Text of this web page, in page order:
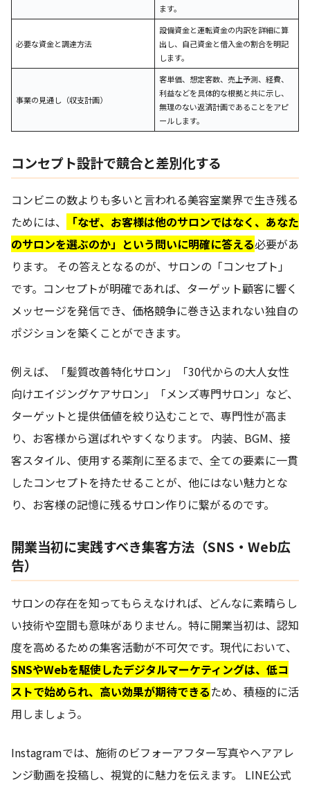
ます。
必要な資金と調達方法
設備資金と運転資金の内訳を詳細に算
出し、自己資金と借入金の割合を明記
します。
事業の見通し（収支計画）
客単価、想定客数、売上予測、経費、
利益などを具体的な根拠と共に示し、
無理のない返済計画であることをアピ
ールします。
コンセプト設計で競合と差別化する
コンビニの数よりも多いと言われる美容室業界で生き残る
ためには、
「なぜ、お客様は他のサロンではなく、あなた
のサロンを選ぶのか」という問いに明確に答える必要があ
ります。 その答えとなるのが、サロンの「コンセプト」
です。コンセプトが明確であれば、ターゲット顧客に響く
メッセージを発信でき、価格競争に巻き込まれない独自の
ポジションを築くことができます。
例えば、「髪質改善特化サロン」「30代からの大人女性
向けエイジングケアサロン」「メンズ専門サロン」など、
ターゲットと提供価値を絞り込むことで、専門性が高ま
り、お客様から選ばれやすくなります。 内装、BGM、接
客スタイル、使用する薬剤に至るまで、全ての要素に一貫
したコンセプトを持たせることが、他にはない魅力とな
り、お客様の記憶に残るサロン作りに繋がるのです。
開業当初に実践すべき集客方法（SNS・Web広
告）
サロンの存在を知ってもらえなければ、どんなに素晴らし
い技術や空間も意味がありません。特に開業当初は、認知
度を高めるための集客活動が不可欠です。現代において、
SNSやWebを駆使したデジタルマーケティングは、低コ
ストで始められ、高い効果が期待できるため、積極的に活
用しましょう。
Instagramでは、施術のビフォーアフター写真やヘアアレ
ンジ動画を投稿し、視覚的に魅力を伝えます。 LINE公式